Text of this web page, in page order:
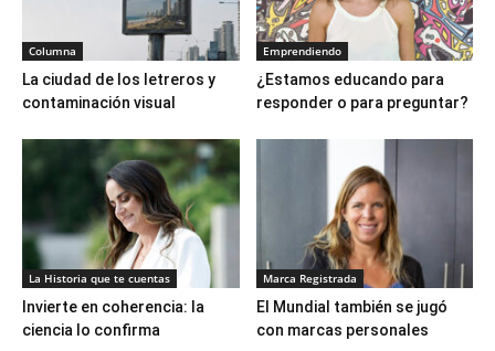
Columna
La ciudad de los letreros y
contaminación visual
Emprendiendo
¿Estamos educando para
responder o para preguntar?
La Historia que te cuentas
Invierte en coherencia: la
ciencia lo confirma
Marca Registrada
El Mundial también se jugó
con marcas personales